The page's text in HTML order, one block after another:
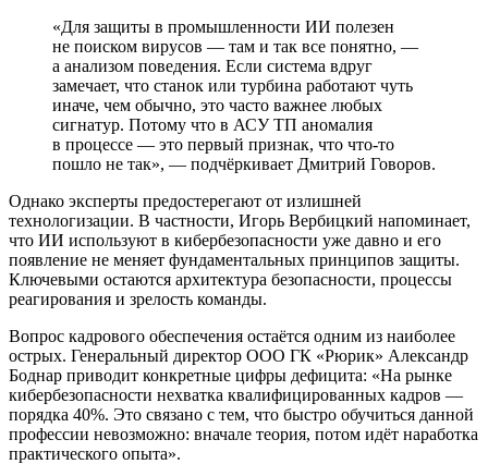
«Для защиты в промышленности ИИ полезен
не поиском вирусов — там и так все понятно, —
а анализом поведения. Если система вдруг
замечает, что станок или турбина работают чуть
иначе, чем обычно, это часто важнее любых
сигнатур. Потому что в АСУ ТП аномалия
в процессе — это первый признак, что что‑то
пошло не так», — подчёркивает Дмитрий Говоров.
Однако эксперты предостерегают от излишней
технологизации. В частности, Игорь Вербицкий напоминает,
что ИИ используют в кибербезопасности уже давно и его
появление не меняет фундаментальных принципов защиты.
Ключевыми остаются архитектура безопасности, процессы
реагирования и зрелость команды.
Вопрос кадрового обеспечения остаётся одним из наиболее
острых. Генеральный директор ООО ГК «Рюрик» Александр
Боднар приводит конкретные цифры дефицита: «На рынке
кибербезопасности нехватка квалифицированных кадров —
порядка 40%. Это связано с тем, что быстро обучиться данной
профессии невозможно: вначале теория, потом идёт наработка
практического опыта».